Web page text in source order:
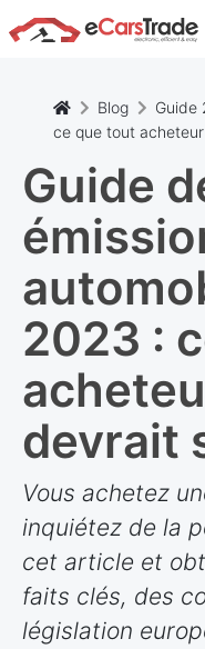
Installez
la à votre écran
Blog
Guide
ce que tout
Guide
2023 :
devrait
Vous achetez
inquiétez de la
cet article et
faits clés, des
législation